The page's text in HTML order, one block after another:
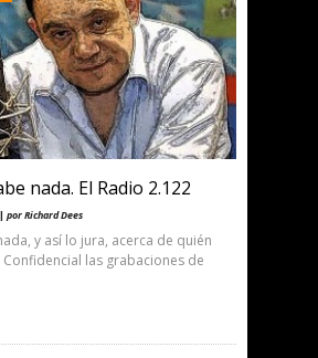
nada. El Radio 2.122
por Richard Dees
y así lo jura, acerca de quién
las grabaciones de